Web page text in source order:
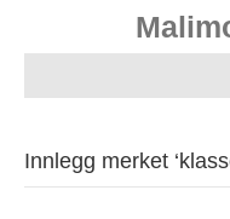
Innlegg merket